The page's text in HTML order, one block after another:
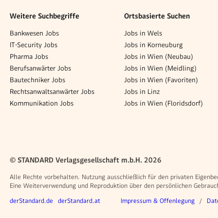
Weitere Suchbegriffe
Bankwesen Jobs
IT-Security Jobs
Pharma Jobs
Berufsanwärter Jobs
Bautechniker Jobs
Rechtsanwaltsanwärter Jobs
Kommunikation Jobs
Ortsbasierte Suchen
Jobs in Wels
Jobs in Korneuburg
Jobs in Wien (Neubau)
Jobs in Wien (Meidling)
Jobs in Wien (Favoriten)
Jobs in Linz
Jobs in Wien (Floridsdorf)
© STANDARD Verlagsgesellschaft m.b.H. 2026
Alle Rechte vorbehalten. Nutzung ausschließlich für den privaten
Eine Weiterverwendung und Reproduktion über den persönlichen
Weitere Angebote
derStandard.de derStandard.at Rechtliches
Impressum & Offenlegung